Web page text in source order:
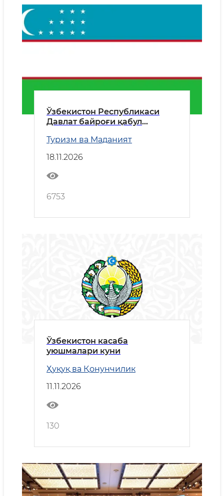
Ўзбекистон Республикаси
Давлат байроғи қабул
Туризм ва Маданият
18.11.2026
6753
Ўзбекистон касаба
уюшмалари куни
Ҳуқуқ ва Қонунчилик
11.11.2026
130